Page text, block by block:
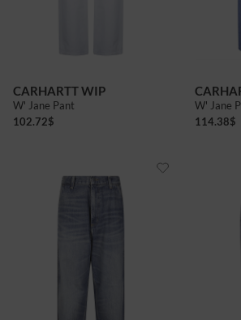
CARHARTT WIP
W' Jane Pant
102.72$
W' Jane
114.38$